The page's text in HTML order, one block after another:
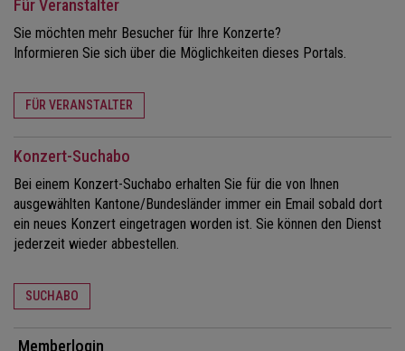
Für Veranstalter
Sie möchten mehr Besucher für Ihre Konzerte?
Informieren Sie sich über die Möglichkeiten dieses Portals.
FÜR VERANSTALTER
Konzert-Suchabo
Bei einem Konzert-Suchabo erhalten Sie für die von Ihnen
ausgewählten Kantone/Bundesländer immer ein Email sobald dort
ein neues Konzert eingetragen worden ist. Sie können den Dienst
jederzeit wieder abbestellen.
SUCHABO
Memberlogin